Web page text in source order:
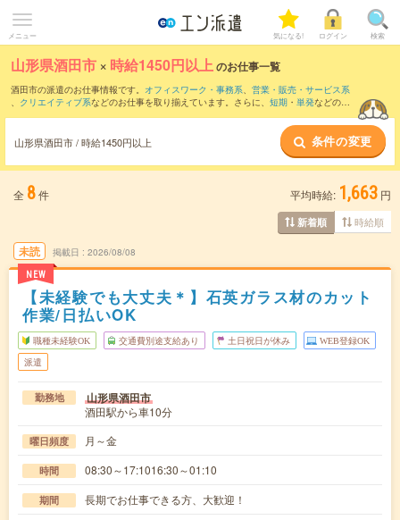
メニュー 気になる! ログイン 検索
山形県酒田市 × 時給1450円以上のお仕事一覧
酒田市の派遣のお仕事情報です。 オフィスワーク・事務系、 営業・販売・サービス系
、 クリエイティブ系などのお仕事を取り揃えています。さらに、 短期 ・ 単発などの期
山形県酒田市 / 時給1450円以上 条件の変更
全 8件 平均時給: 1,663 円
新着順 時給順
未読
NEW
掲載日 2026/08/08
【未経験でも大丈夫＊】石英ガラス材のカット
作業/日払いOK
職種未経験OK 交通費別途支給あり 土日祝日が休み WEB登録OK
派遣
勤務地 山形県酒田市
酒田駅から車10分
曜日頻度 月～金
時間 08:30～17:1016:30～01:10
期間 長期でお仕事できる方、大歓迎！